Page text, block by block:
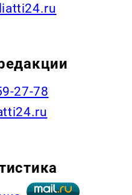
27-78